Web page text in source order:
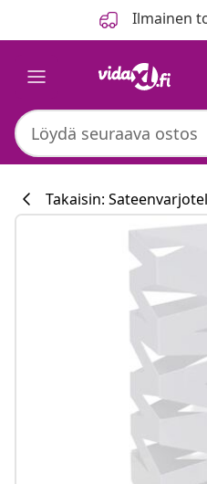
Ilmainen
#sharemevidaxl
Takaisin: